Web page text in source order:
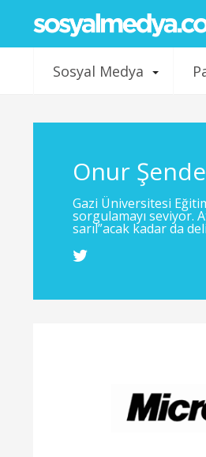
Sosyal Medya
Onur
Gazi Üniversitesi
sorgulamayı seviyor.
sarıl”acak kadar da